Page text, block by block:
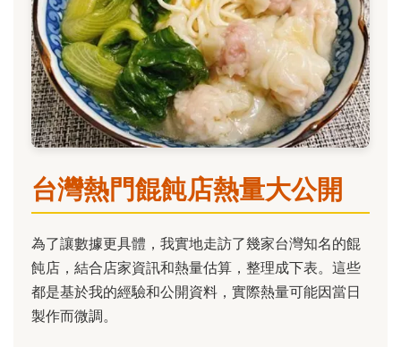
台灣熱門餛飩店熱量大公開
為了讓數據更具體，我實地走訪了幾家台灣知名的餛
飩店，結合店家資訊和熱量估算，整理成下表。這些
都是基於我的經驗和公開資料，實際熱量可能因當日
製作而微調。